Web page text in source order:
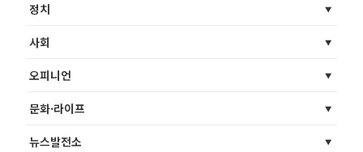
정치
사회
오피니언
문화·라이프
뉴스발전소